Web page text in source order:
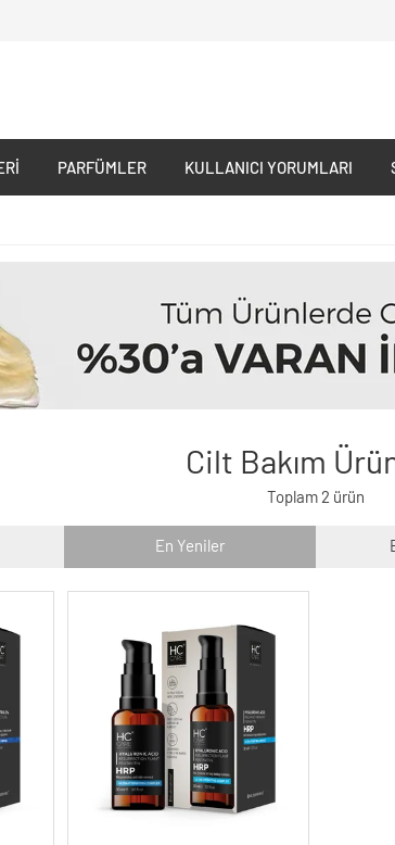
PARFÜMLER KULLANICI YORUMLARI
Cilt Bakım
Toplam 2 ürün
En Yeniler